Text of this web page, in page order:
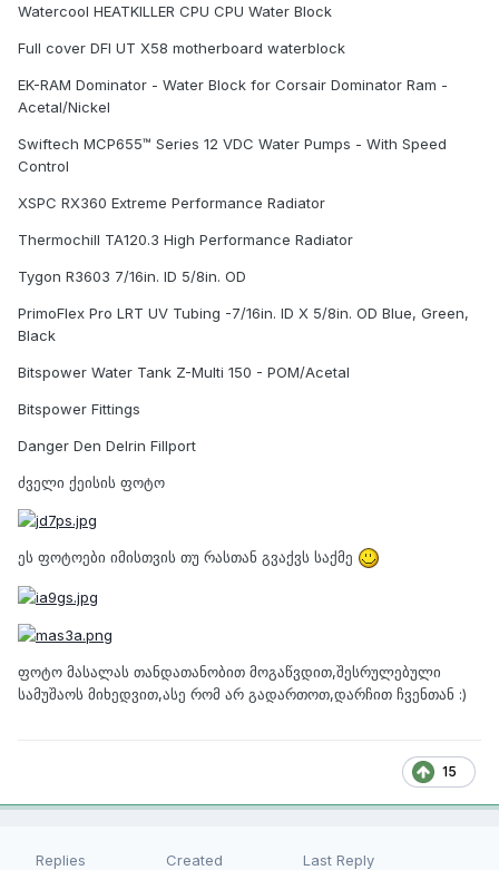
Watercool HEATKILLER CPU CPU Water Block
Full cover DFI UT X58 motherboard waterblock
EK-RAM Dominator - Water Block for Corsair Dominator Ram -
Acetal/Nickel
Swiftech MCP655™ Series 12 VDC Water Pumps - With Speed
Control
XSPC RX360 Extreme Performance Radiator
Thermochill TA120.3 High Performance Radiator
Tygon R3603 7/16in. ID 5/8in. OD
PrimoFlex Pro LRT UV Tubing -7/16in. ID X 5/8in. OD Blue, Green,
Black
Bitspower Water Tank Z-Multi 150 - POM/Acetal
Bitspower Fittings
Danger Den Delrin Fillport
ძველი ქეისის ფოტო
ეს ფოტოები იმისთვის თუ რასთან გვაქვს საქმე
ფოტო მასალას თანდათანობით მოგაწვდით,შესრულებული
სამუშაოს მიხედვით,ასე რომ არ გადართოთ,დარჩით ჩვენთან :)
15
Replies Created Last Reply